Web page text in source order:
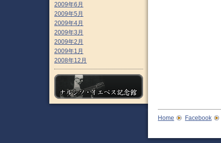
2009年6月
2009年5月
2009年4月
2009年3月
2009年2月
2009年1月
2008年12月
Home Facebook